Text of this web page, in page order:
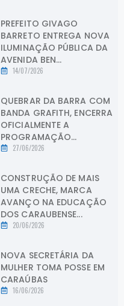
PREFEITO GIVAGO
BARRETO ENTREGA NOVA
ILUMINAÇÃO PÚBLICA DA
AVENIDA BEN...
14/07/2026
QUEBRAR DA BARRA COM
BANDA GRAFITH, ENCERRA
OFICIALMENTE A
PROGRAMAÇÃO...
27/06/2026
CONSTRUÇÃO DE MAIS
UMA CRECHE, MARCA
AVANÇO NA EDUCAÇÃO
DOS CARAUBENSE...
20/06/2026
NOVA SECRETÁRIA DA
MULHER TOMA POSSE EM
CARAÚBAS
16/06/2026